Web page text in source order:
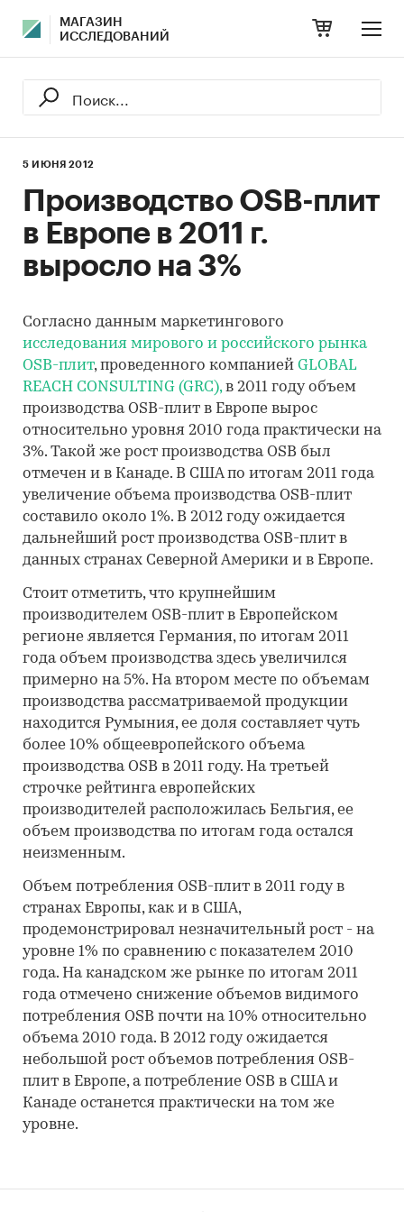
МАГАЗИН
ИССЛЕДОВАНИЙ
5 ИЮНЯ 2012
Производство OSB-плит
в Европе в 2011 г.
выросло на 3%
Согласно данным маркетингового
исследования мирового и российского рынка
OSB-плит, проведенного компанией GLOBAL
REACH CONSULTING (GRC),в 2011 году объем
производства OSB-плит в Европе вырос
относительно уровня 2010 года практически на
3%. Такой же рост производства OSB был
отмечен и в Канаде. В США по итогам 2011 года
увеличение объема производства OSB-плит
составило около 1%. В 2012 году ожидается
дальнейший рост производства OSB-плит в
данных странах Северной Америки и в Европе.
Стоит отметить, что крупнейшим
производителем OSB-плит в Европейском
регионе является Германия, по итогам 2011
года объем производства здесь увеличился
примерно на 5%. На втором месте по объемам
производства рассматриваемой продукции
находится Румыния, ее доля составляет чуть
более 10% общеевропейского объема
производства OSB в 2011 году. На третьей
строчке рейтинга европейских
производителей расположилась Бельгия, ее
объем производства по итогам года остался
неизменным.
Объем потребления OSB-плит в 2011 году в
странах Европы, как и в США,
продемонстрировал незначительный рост - на
уровне 1% по сравнению с показателем 2010
года. На канадском же рынке по итогам 2011
года отмечено снижение объемов видимого
потребления OSB почти на 10% относительно
объема 2010 года. В 2012 году ожидается
небольшой рост объемов потребления OSB-
плит в Европе, а потребление OSB в США и
Канаде останется практически на том же
уровне.